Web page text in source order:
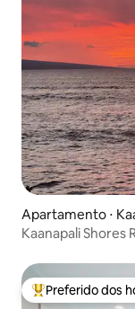
Apartamento ⋅
Kaanapali Shores
Entre os
Preferido dos